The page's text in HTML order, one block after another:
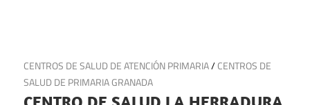
11 de julio de 2025
CENTROS DE SALUD DE ATENCIÓN PRIMARIA/CENTROS DE
SALUD DE PRIMARIA GRANADA